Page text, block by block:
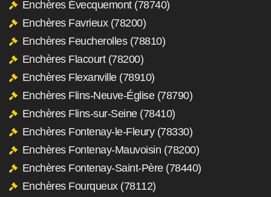
Enchères Évecquemont (78740)
Enchères Favrieux (78200)
Enchères Feucherolles (78810)
Enchères Flacourt (78200)
Enchères Flexanville (78910)
Enchères Flins-Neuve-Église (78790)
Enchères Flins-sur-Seine (78410)
Enchères Fontenay-le-Fleury (78330)
Enchères Fontenay-Mauvoisin (78200)
Enchères Fontenay-Saint-Père (78440)
Enchères Fourqueux (78112)